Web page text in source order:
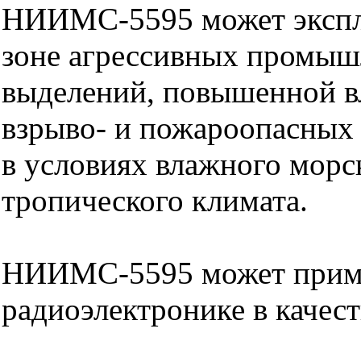
НИИМС-5595 может
зоне агрессивных
выделений, повышенной
взрыво- и пожароопасных
в условиях влажного
тропического климата.
НИИМС-5595 может
радиоэлектронике в